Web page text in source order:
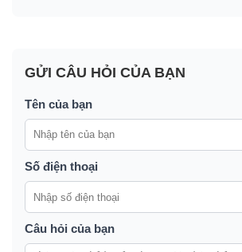
GỬI CÂU HỎI CỦA BẠN
Tên của bạn
Số điện thoại
Câu hỏi của bạn